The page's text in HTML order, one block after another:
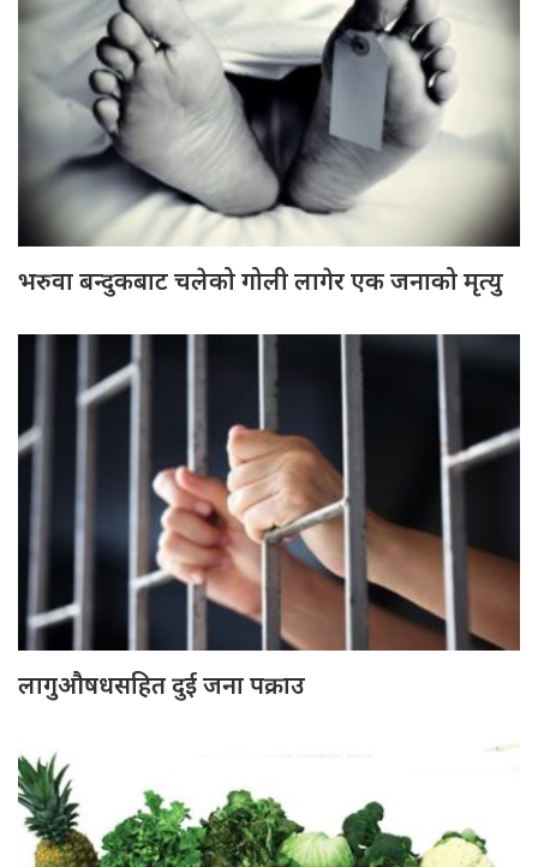
भरुवा बन्दुकबाट चलेको गोली लागेर एक जनाको मृत्यु
लागुऔषधसहित दुई जना पक्राउ